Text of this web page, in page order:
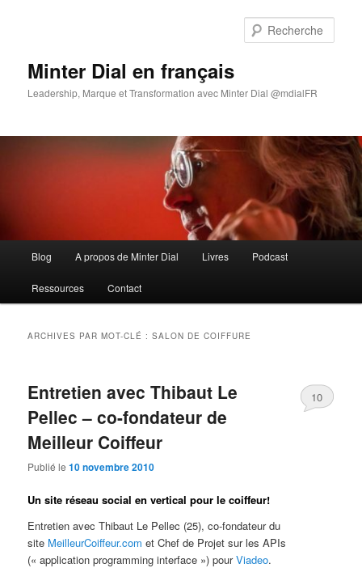
Minter Dial en français
Leadership, Marque et Transformation avec Minter Dial @mdialFR
principal
Blog A propos de Minter Dial Livres Podcast
Ressources Contact
ARCHIVES PAR MOT-CLÉ :SALON DE COIFFURE
Entretien avec Thibaut Le
Pellec – co-fondateur de
Meilleur Coiffeur
Publié le10 novembre 2010
10
Un site réseau social en vertical pour le coiffeur!
Entretien avec Thibaut Le Pellec (25), co-fondateur du
site MeilleurCoiffeur.com et Chef de Projet sur les APIs
(« application programming interface ») pourViadeo.